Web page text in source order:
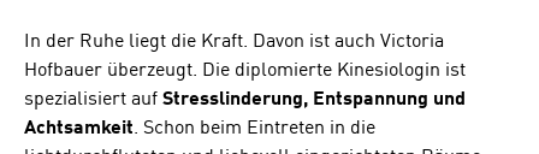
In der Ruhe liegt die Kraft. Davon ist auch Victoria
Hofbauer überzeugt. Die diplomierte Kinesiologin ist
spezialisiert auf Stresslinderung, Entspannung und
Achtsamkeit. Schon beim Eintreten in die